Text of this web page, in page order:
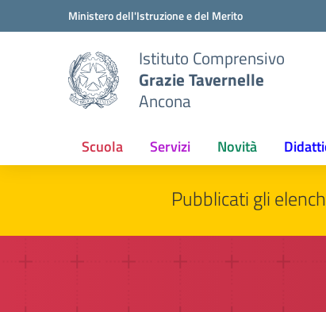
Vai ai contenuti
Vai al menu di navigazioneMinistero dell'Istruzione e del Merito
Istituto Comprensivo
Grazie Tavernelle
Ancona
Scuola Servizi Novità
Pubblicati gli